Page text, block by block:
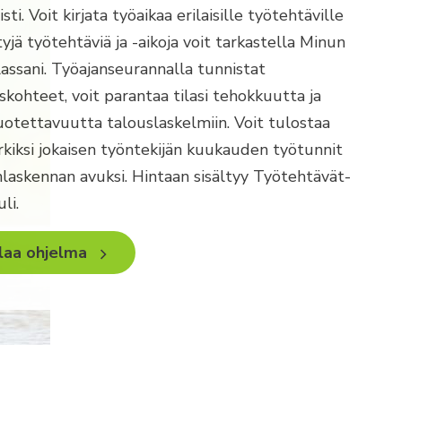
Voit kirjata työaikaa erilaisille työtehtäville
työ­tehtäviä ja -aikoja voit tarkastella Minun
Työajanseurannalla tun­nistat
voit parantaa tilasi tehokkuutta ja
talouslaskelmiin. Voit tulostaa
jokaisen työntekijän kuukauden työtunnit
avuksi. Hintaan sisältyy Työtehtävät-
ohjelma